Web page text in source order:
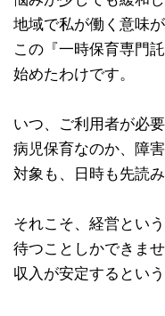
地域で私が働く意味
この『一時保育専門
始めたわけです。
いつ、ご利用者が必
病児保育なのか、障
対象も、日時も先読
それこそ、経営とい
待つことしかできま
収入が安定するとい